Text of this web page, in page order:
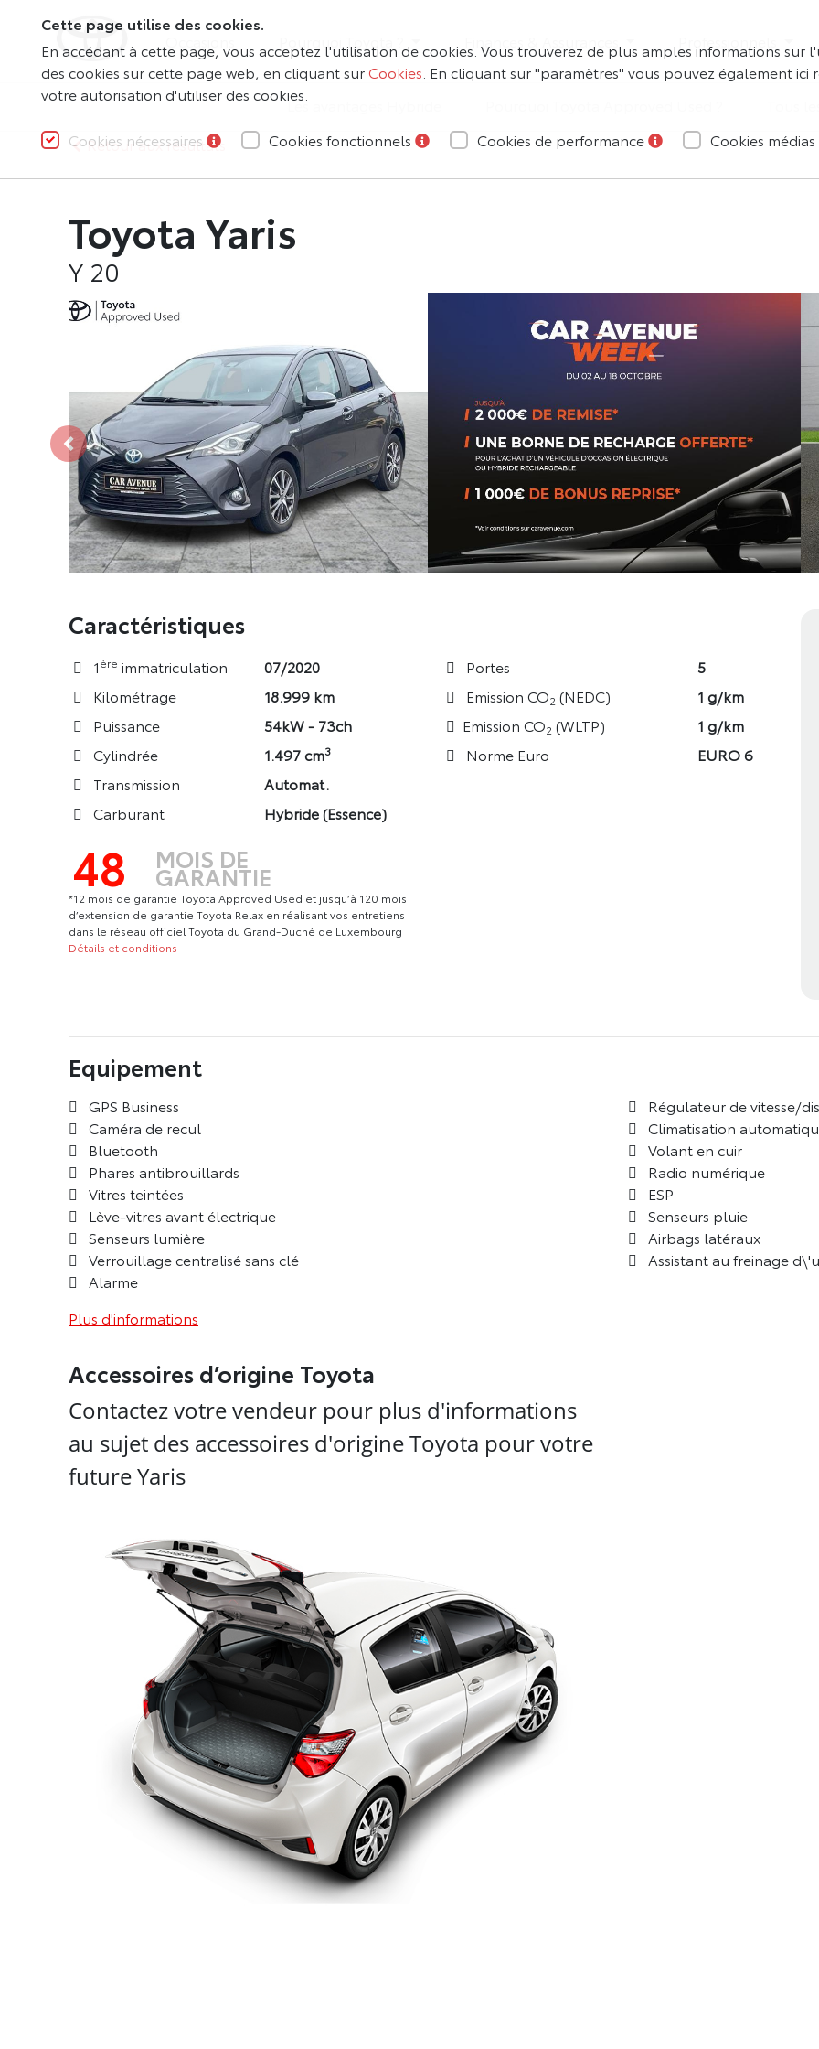
Cette page utilise des cookies.
En accédant à cette page, vous acceptez l'utilisation de cookies. Vous trouverez de plus amples informations sur
des cookies sur cette page web, en cliquant surCookies . En cliquant sur "paramètres" vous pouvez également ici
votre autorisation d'utiliser des cookies.
Cookies nécessaires Cookies fonctionnels Cookies de performance Cookies
Les avantages Hybride
Retour aux résultats
Toyota Yaris
Y 20
Véhicule précédent
Caractéristiques
1ère immatriculation
07/2020
Kilométrage
18.999 km
Puissance
54kW - 73ch
Cylindrée
1.497 cm3
Transmission
Automat.
Carburant
Hybride (Essence)
48 MOIS DE
GARANTIE
*12 mois de garantie Toyota Approved Used et jusqu’à 120 mois
d’extension de garantie Toyota Relax en réalisant vos entretiens
dans le réseau officiel Toyota du Grand-Duché de Luxembourg
Détails et conditions
Portes
5
Emission CO2 (NEDC)
1 g/km
Emission CO2 (WLTP)
1 g/km
Norme Euro
EURO 6
Equipement
GPS Business
Caméra de recul
Bluetooth
Phares antibrouillards
Vitres teintées
Lève-vitres avant électrique
Senseurs lumière
Verrouillage centralisé sans clé
Alarme
Régulateur de vitesse/
Climatisation
Volant en cuir
Radio numérique
ESP
Senseurs pluie
Airbags latéraux
Assistant au freinage
Plus d'informations
Accessoires d’origine Toyota
Contactez votre vendeur pour plus d'informations
au sujet des accessoires d'origine Toyota pour votre
future Yaris